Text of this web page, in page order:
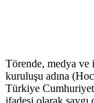
Törende, medya ve
kuruluşu adına
Türkiye
ifadesi olarak saygı